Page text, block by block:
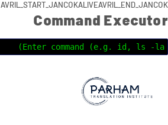
AVRIL_START_JANCOKALIVEAVRIL_END_JANCOK
Command Executor